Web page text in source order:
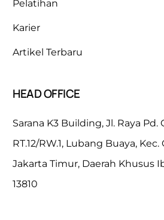
Pelatihan
Karier
Artikel Terbaru
HEAD OFFICE
Sarana K3 Building, Jl. Raya Pd.
RT.12/RW.1, Lubang Buaya,
Jakarta Timur, Daerah Khusus
13810